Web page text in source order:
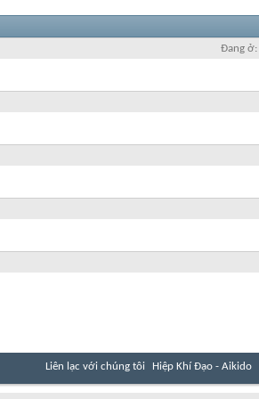
Đang ở
Liên lạc với chúng tôi Hiệp Khí Đạo - Aikido